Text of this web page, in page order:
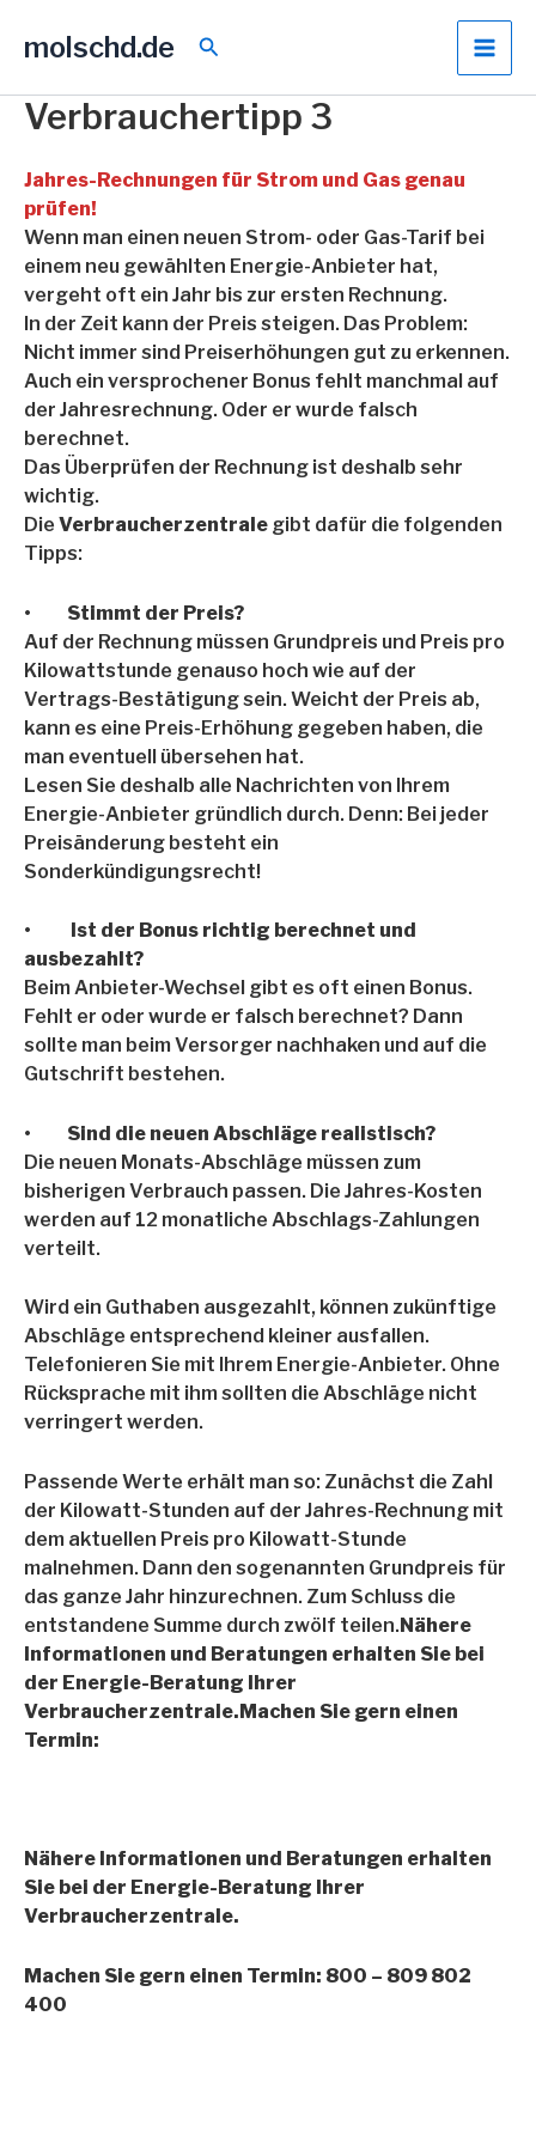
Inhaltmolschd.de Suchen
Verbrauchertipp 3
Jahres-Rechnungen für Strom und Gas genau
prüfen!
Wenn man einen neuen Strom- oder Gas-Tarif bei
einem neu gewählten Energie-Anbieter hat,
vergeht oft ein Jahr bis zur ersten Rechnung.
In der Zeit kann der Preis steigen. Das Problem:
Nicht immer sind Preiserhöhungen gut zu erkennen.
Auch ein versprochener Bonus fehlt manchmal auf
der Jahresrechnung. Oder er wurde falsch
berechnet.
Das Überprüfen der Rechnung ist deshalb sehr
wichtig.
Die Verbraucherzentrale gibt dafür die folgenden
Tipps:
• Stimmt der Preis?
Auf der Rechnung müssen Grundpreis und Preis pro
Kilowattstunde genauso hoch wie auf der
Vertrags-Bestätigung sein. Weicht der Preis ab,
kann es eine Preis-Erhöhung gegeben haben, die
man eventuell übersehen hat.
Lesen Sie deshalb alle Nachrichten von Ihrem
Energie-Anbieter gründlich durch. Denn: Bei jeder
Preisänderung besteht ein
Sonderkündigungsrecht!
•
Ist der Bonus richtig berechnet und
ausbezahlt?
Beim Anbieter-Wechsel gibt es oft einen Bonus.
Fehlt er oder wurde er falsch berechnet? Dann
sollte man beim Versorger nachhaken und auf die
Gutschrift bestehen.
• Sind die neuen Abschläge realistisch?
Die neuen Monats-Abschläge müssen zum
bisherigen Verbrauch passen. Die Jahres-Kosten
werden auf 12 monatliche Abschlags-Zahlungen
verteilt.
Wird ein Guthaben ausgezahlt, können zukünftige
Abschläge entsprechend kleiner ausfallen.
Telefonieren Sie mit Ihrem Energie-Anbieter. Ohne
Rücksprache mit ihm sollten die Abschläge nicht
verringert werden.
Passende Werte erhält man so: Zunächst die Zahl
der Kilowatt-Stunden auf der Jahres-Rechnung mit
dem aktuellen Preis pro Kilowatt-Stunde
malnehmen. Dann den sogenannten Grundpreis für
das ganze Jahr hinzurechnen. Zum Schluss die
entstandene Summe durch zwölf teilen.Nähere
Informationen und Beratungen erhalten Sie bei
der Energie-Beratung Ihrer
Verbraucherzentrale.Machen Sie gern einen
Termin:
Nähere Informationen und Beratungen erhalten
Sie bei der Energie-Beratung Ihrer
Verbraucherzentrale.
Machen Sie gern einen Termin: 800 – 809 802
400